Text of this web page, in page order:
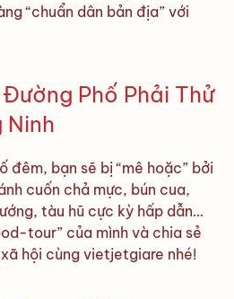
“chuẩn dân bản địa” với
Phố Phải Thử
Ninh
đêm, bạn sẽ bị “mê hoặc” bởi
cuốn chả mực, bún cua,
tàu hũ cực kỳ hấp dẫn…
tour” của mình và chia sẻ
hội cùng vietjetgiare nhé!